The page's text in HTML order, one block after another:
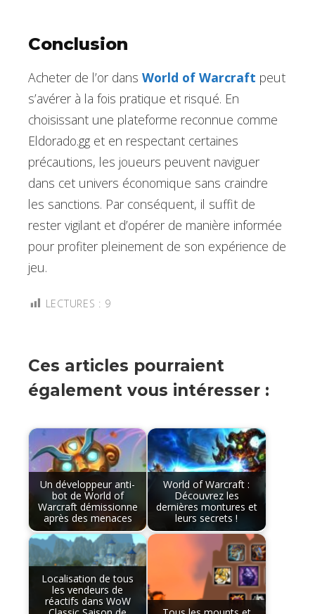
Conclusion
Acheter de l’or dans World of Warcraft peut
s’avérer à la fois pratique et risqué. En
choisissant une plateforme reconnue comme
Eldorado.gg et en respectant certaines
précautions, les joueurs peuvent naviguer
dans cet univers économique sans craindre
les sanctions. Par conséquent, il suffit de
rester vigilant et d’opérer de manière informée
pour profiter pleinement de son expérience de
jeu.
LECTURES : 9
Ces articles pourraient
également vous intéresser :
Un développeur anti-
bot de World of
Warcraft démissionne
après des menaces
World of Warcraft :
Découvrez les
dernières montures et
leurs secrets !
Localisation de tous
les vendeurs de
réactifs dans WoW